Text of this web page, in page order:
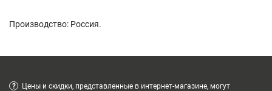
Производство: Россия.
?
Цены и скидки, представленные в интернет-магазине, могут